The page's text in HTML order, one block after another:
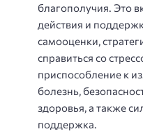
благополучия. Это
действия и
самооценки,
справиться со
приспособление к
болезнь,
здоровья, а также
поддержка.